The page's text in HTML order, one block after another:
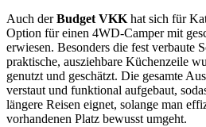
Auch derBudget VKKhat sich für
Option für einen 4WD-Camper mit
erwiesen. Besonders die fest verbaute
praktische, ausziehbare Küchenzeile
genutzt und geschätzt. Die gesamte
verstaut und funktional aufgebaut,
längere Reisen eignet, solange man
vorhandenen Platz bewusst umgeht.